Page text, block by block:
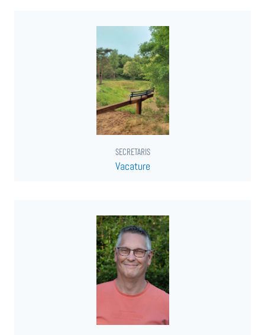
SECRETARIS
Vacature